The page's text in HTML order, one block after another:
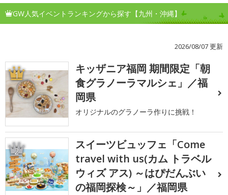
GW人気イベントランキングから探す【九州・沖縄】
2026/08/07 更新
1
キッザニア福岡 期間限定「朝
食グラノーラマルシェ」／福
岡県
オリジナルのグラノーラ作りに挑戦！
2
スイーツビュッフェ「Come
travel with us(カム トラベル
ウィズ アス) ～はぴだんぶい
の福岡探検～」／福岡県